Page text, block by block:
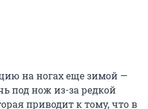
на ногах еще зимой —
под нож из-за редкой
приводит к тому, что в